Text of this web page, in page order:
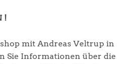
!
mit Andreas Veltrup in
Sie Informationen über die